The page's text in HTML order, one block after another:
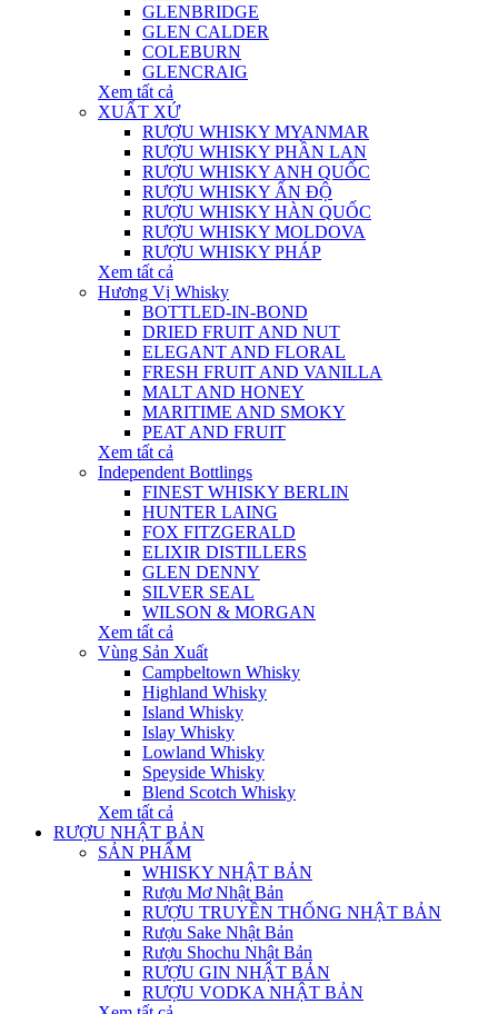
GLENBRIDGE
GLEN CALDER
COLEBURN
GLENCRAIG
Xem tất cả
XUẤT XỨ
RƯỢU WHISKY MYANMAR
RƯỢU WHISKY PHẦN LAN
RƯỢU WHISKY ANH QUỐC
RƯỢU WHISKY ẤN ĐỘ
RƯỢU WHISKY HÀN QUỐC
RƯỢU WHISKY MOLDOVA
RƯỢU WHISKY PHÁP
Xem tất cả
Hương Vị Whisky
BOTTLED-IN-BOND
DRIED FRUIT AND NUT
ELEGANT AND FLORAL
FRESH FRUIT AND VANILLA
MALT AND HONEY
MARITIME AND SMOKY
PEAT AND FRUIT
Xem tất cả
Independent Bottlings
FINEST WHISKY BERLIN
HUNTER LAING
FOX FITZGERALD
ELIXIR DISTILLERS
GLEN DENNY
SILVER SEAL
WILSON & MORGAN
Xem tất cả
Vùng Sản Xuất
Campbeltown Whisky
Highland Whisky
Island Whisky
Islay Whisky
Lowland Whisky
Speyside Whisky
Blend Scotch Whisky
Xem tất cả
RƯỢU NHẬT BẢN
SẢN PHẨM
WHISKY NHẬT BẢN
Rượu Mơ Nhật Bản
RƯỢU TRUYỀN THỐNG NHẬT BẢN
Rượu Sake Nhật Bản
Rượu Shochu Nhật Bản
RƯỢU GIN NHẬT BẢN
RƯỢU VODKA NHẬT BẢN